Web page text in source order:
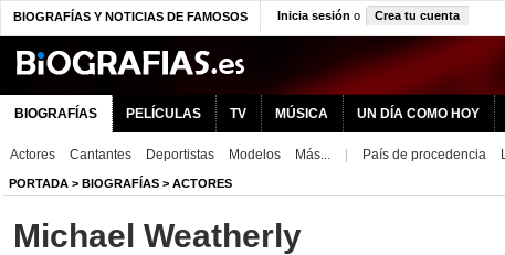
BIOGRAFÍAS Y NOTICIAS DE FAMOSOS Inicia sesión o Crea tu cuenta
BIOGRAFÍAS PELÍCULAS TV MÚSICA UN DÍA COMO HOY
Actores Cantantes Deportistas Modelos Más... País de procedencia
PORTADA > BIOGRAFÍAS > ACTORES
Michael Weatherly